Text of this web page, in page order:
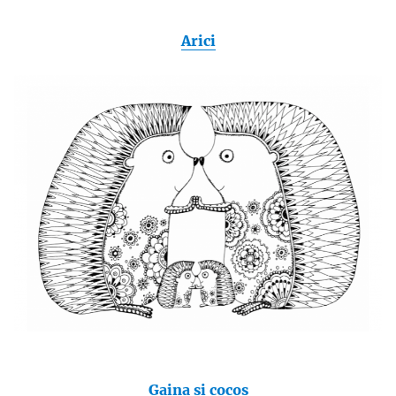
Arici
Gaina si cocos